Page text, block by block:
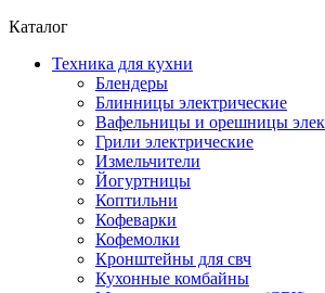
Каталог
Техника для кухни
Блендеры
Блинницы электрические
Вафельницы и орешницы
Грили электрические
Измельчители
Йогуртницы
Коптильни
Кофеварки
Кофемолки
Кронштейны для свч
Кухонные комбайны